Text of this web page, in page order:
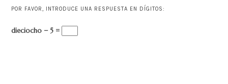
POR FAVOR, INTRODUCE UNA RESPUESTA EN DÍGITOS:
dieciocho − 5 =